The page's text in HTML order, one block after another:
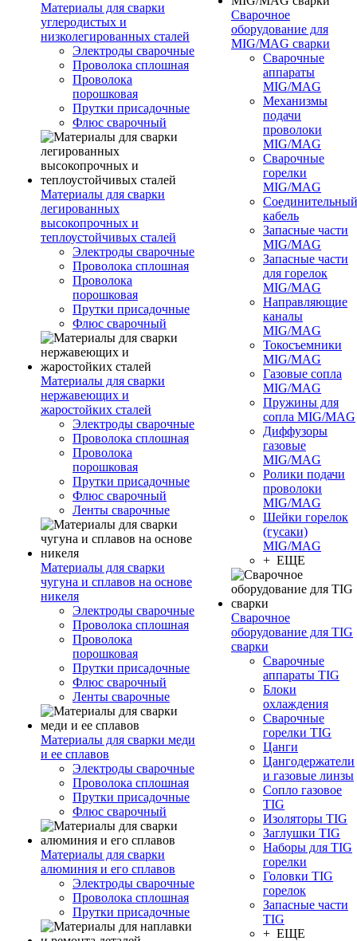
Материалы для сварки
углеродистых и
низколегированных сталей
Электроды сварочные
Проволока сплошная
Проволока
порошковая
Прутки присадочные
Флюс сварочный
Материалы для сварки
легированных
высокопрочных и
теплоустойчивых сталей
Электроды сварочные
Проволока сплошная
Проволока
порошковая
Прутки присадочные
Флюс сварочный
Материалы для сварки
нержавеющих и
жаростойких сталей
Электроды сварочные
Проволока сплошная
Проволока
порошковая
Прутки присадочные
Флюс сварочный
Ленты сварочные
Материалы для сварки
чугуна и сплавов на основе
никеля
Электроды сварочные
Проволока сплошная
Проволока
порошковая
Прутки присадочные
Флюс сварочный
Ленты сварочные
Материалы для сварки меди
и ее сплавов
Электроды сварочные
Проволока сплошная
Прутки присадочные
Флюс сварочный
Материалы для сварки
алюминия и его сплавов
Электроды сварочные
Проволока сплошная
Прутки присадочные
Сварочное
оборудование для
MIG/MAG сварки
Сварочные
аппараты
MIG/MAG
Механизмы
подачи
проволоки
MIG/MAG
Сварочные
горелки
MIG/MAG
Соединительный
кабель
Запасные части
MIG/MAG
Запасные части
для горелок
MIG/MAG
Направляющие
каналы
MIG/MAG
Токосъемники
MIG/MAG
Газовые сопла
MIG/MAG
Пружины для
сопла MIG/MAG
Диффузоры
газовые
MIG/MAG
Ролики подачи
проволоки
MIG/MAG
Шейки горелок
(гусаки)
MIG/MAG
+ ЕЩЕ
Сварочное
оборудование для TIG
сварки
Сварочные
аппараты TIG
Блоки
охлаждения
Сварочные
горелки TIG
Цанги
Цангодержатели
и газовые линзы
Сопло газовое
TIG
Изоляторы TIG
Заглушки TIG
Наборы для TIG
горелки
Головки TIG
горелок
Запасные части
TIG
+ ЕЩЕ